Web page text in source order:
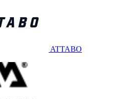
ATTABO